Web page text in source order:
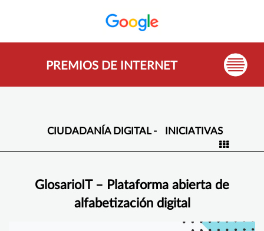
PREMIOS DE INTERNET
CIUDADANÍA DIGITAL - INICIATIVAS
GlosarioIT – Plataforma abierta de
alfabetización digital